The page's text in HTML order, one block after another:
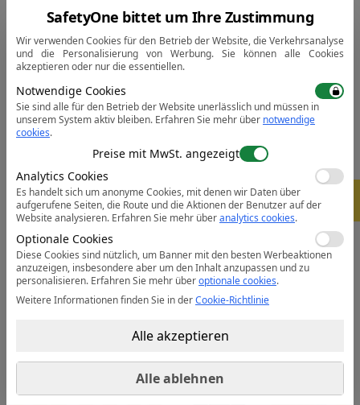
Ausstattung:
• Haltbares Polyester/Baumwollgewebe mit Texpel
Ausrüstung
• UPF 50+ blockiert über 98% der UV Strahlen
• Reflexstreifen für gute Sichtbarkeit
• 3 Taschen für ausreichenden Stauraum
• eingearbeitete Gesäßtasche
• Seitlicher Tascheneingriff
• Gummizug im Rückenteil für einen sicheren Sitz
• Zertifiziert nach EN ISO 20471 nach 50x Wäschen
• Entspricht RIS 3279-TOM für die Bahnindustrie (nur
orange)
• CE zertifiziert
Datenblatt: Öffnen Sie das PDF
SafetyOne bittet um Ihre Zustimmung
Wir verwenden Cookies für den Betrieb der Website, die Verkehrsanalyse
und die Personalisierung von Werbung. Sie können alle Cookies
akzeptieren oder nur die essentiellen.
Notwendige Cookies
Sie sind alle für den Betrieb der Website unerlässlich und müssen in
unserem System aktiv bleiben. Erfahren Sie mehr über notwendige
cookies.
Preise mit MwSt. angezeigt
Analytics Cookies
Es handelt sich um anonyme Cookies, mit denen wir Daten über
aufgerufene Seiten, die Route und die Aktionen der Benutzer auf der
Website analysieren. Erfahren Sie mehr überanalytics cookies.
Optionale Cookies
Diese Cookies sind nützlich, um Banner mit den besten Werbeaktionen
anzuzeigen, insbesondere aber um den Inhalt anzupassen und zu
personalisieren. Erfahren Sie mehr überoptionale cookies.
Weitere Informationen finden Sie in derCookie-Richtlinie
Alle ablehnen
Alle akzeptieren